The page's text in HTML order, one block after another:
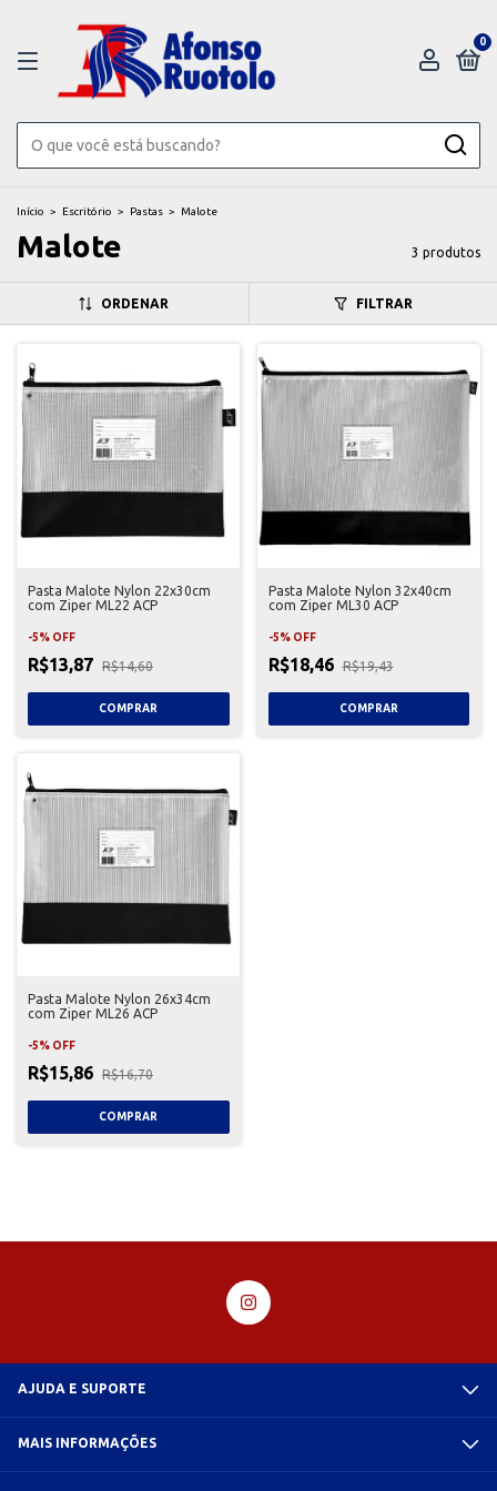
0
Início > Escritório > Pastas > Malote
Malote 3 produtos
ORDENAR FILTRAR
Pasta Malote Nylon 22x30cm
com Ziper ML22 ACP
-5% OFF
R$13,87 R$14,60
Pasta Malote Nylon 32x40cm
com Ziper ML30 ACP
-5% OFF
R$18,46 R$19,43
Pasta Malote Nylon 26x34cm
com Ziper ML26 ACP
-5% OFF
R$15,86 R$16,70
AJUDA E SUPORTE
MAIS INFORMAÇÕES